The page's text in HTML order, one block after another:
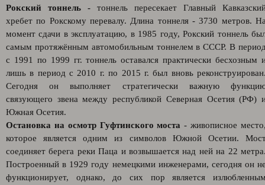
Рокский тоннель - тоннель пересекает Главный
хребет по Рокскому перевалу. Длина тоннеля - 3730 метров.
момент сдачи в эксплуатацию, в 1985 году, Рокский тоннель
самым протяжённым автомобильным тоннелем в СССР. В
с 1991 по 1999 гг. тоннель оставался практически бесхозным
лишь в период с 2010 г. по 2015 г. был вновь
Сегодня он выполняет стратегически важную
связующего звена между республикой Северная Осетия (РФ)
Южная Осетия.
Остановка на осмотр Гуфтинского моста- живописное
которое является одним из символов Южной Осетии.
соединяет берега реки Паца и возвышается над ней на 22
Построенный в 1929 году немецкими инженерами, сегодня он
функционирует, однако, до сих пор является